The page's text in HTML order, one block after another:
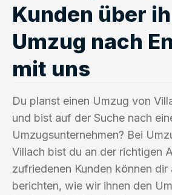
Kunden über
Umzug nach
mit uns
Du planst einen Umzug von
und bist auf der Suche nach
Umzugsunternehmen? Bei
Villach bist du an der richtigen
zufriedenen Kunden können dir
berichten, wie wir ihnen den